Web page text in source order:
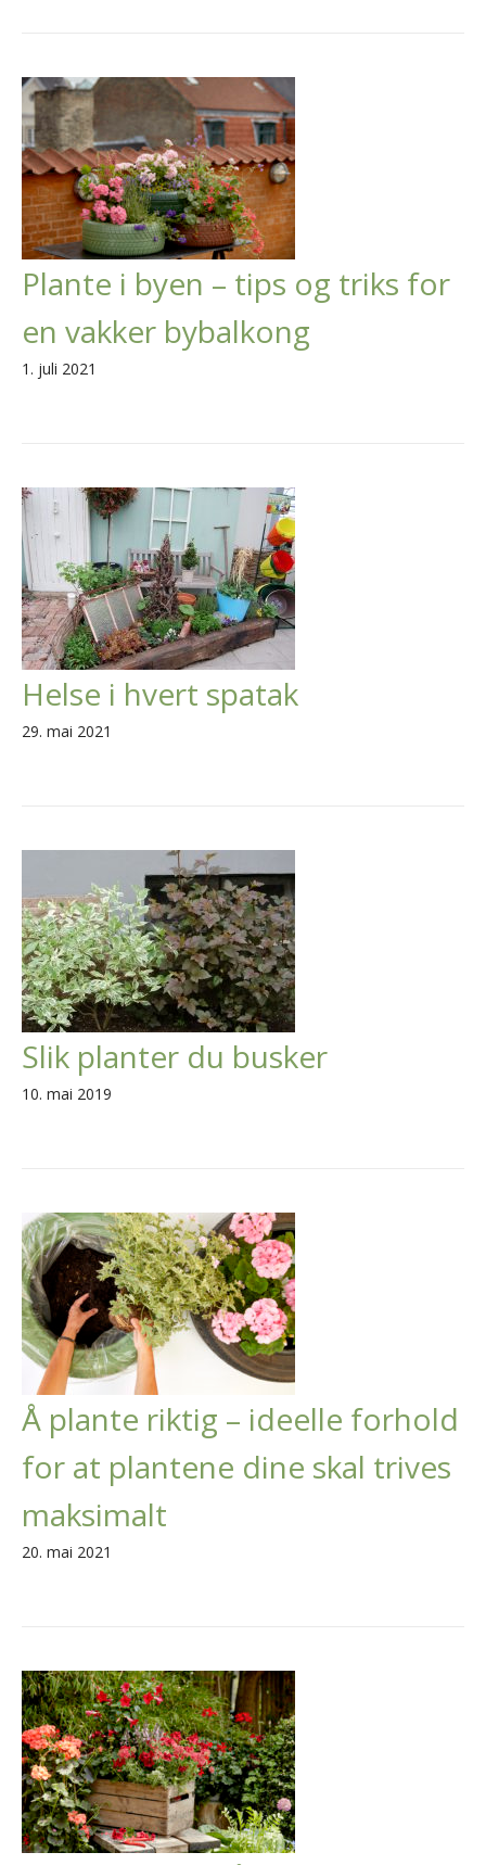
Plante i byen – tips og triks for
en vakker bybalkong
1. juli 2021
Helse i hvert spatak
29. mai 2021
Slik planter du busker
10. mai 2019
Å plante riktig – ideelle forhold
for at plantene dine skal trives
maksimalt
20. mai 2021